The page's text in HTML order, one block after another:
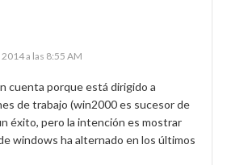
a las 8:55 AM
cuenta porque está dirigido a
de trabajo (win2000 es sucesor de
éxito, pero la intención es mostrar
windows ha alternado en los últimos